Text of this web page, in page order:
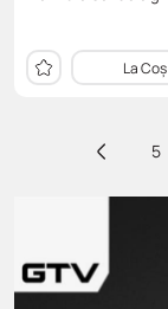
La Coș
5